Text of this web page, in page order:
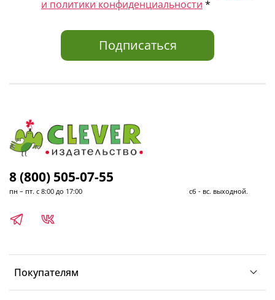
и политики конфиденциальности *
Подписаться
Покупателям
8 (800) 505-07-55
пн – пт. с 8:00 до 17:00 сб - вс. выходной.